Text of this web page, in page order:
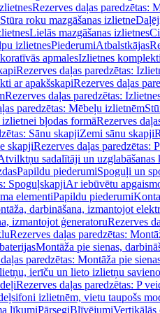
Rezerves daļas paredzētas:
Stūra roku mazgāšanas izlietne
Lielās mazgāšanas izlietnes
izlietnesPiederumiAtbalstkājas
apmalesIzlietnes
Rezerves daļas paredzētas:
ar apakšskapiRezerves daļas
Rezerves daļas paredzētas:
paredzētas: Mēbeļu izlietnēm
bļodas formāRezerves
Sānu skapjiZemi sānu skapji
skapjiRezerves daļas paredzētas:
sadalītāji un uzglabāšanas
Papildu piederumiSpoguļi un
SpoguļskapjiAr iebūvētu
elementiPapildu piederumi
darbināšana, izmantojot
izmantojot ģeneratoruRezerves
Rezerves daļas paredzētas:
Montāža pie sienas,
paredzētas: Montāža pie
ierīču un lieto izlietņu
Rezerves daļas paredzētas: P
izlietnēm, vietu taupošs
līkumiPārsegiBlīvējumiVertikālās